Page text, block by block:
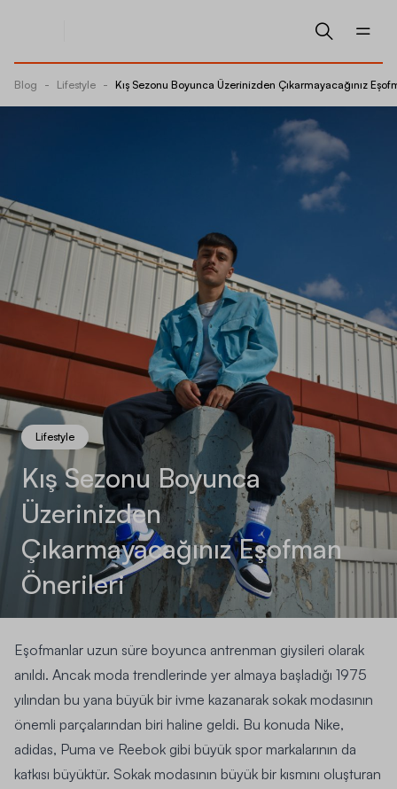
Blog - Lifestyle - Kış Sezonu Boyunca Üzerinizden Çıkarmayacağınız
Lifestyle
Kış Sezonu Boyunca
Üzerinizden
Çıkarmayacağınız Eşofman
Önerileri
Eşofmanlar uzun süre boyunca antrenman giysileri olarak
anıldı. Ancak moda trendlerinde yer almaya başladığı 1975
yılından bu yana büyük bir ivme kazanarak sokak modasının
önemli parçalarından biri haline geldi. Bu konuda Nike,
adidas, Puma ve Reebok gibi büyük spor markalarının da
katkısı büyüktür. Sokak modasının büyük bir kısmını oluşturan